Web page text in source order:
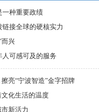
一种重要政绩
链接全球的硬核实力
而兴
人可感可及的服务
亮“宁波智造”金字招牌
文化生活的温度
新活力